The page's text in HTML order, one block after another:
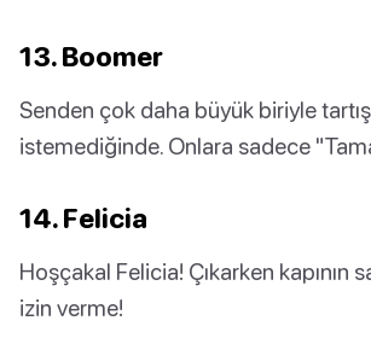
13. Boomer
Senden çok daha büyük biriyle
istemediğinde. Onlara sadece
14. Felicia
Hoşçakal Felicia! Çıkarken kapının
izin verme!